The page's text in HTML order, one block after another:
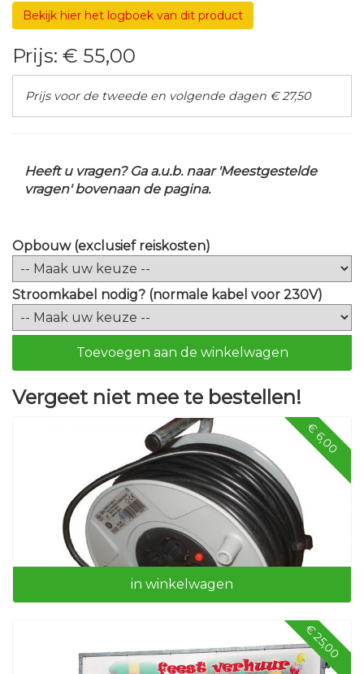
Bekijk hier het logboek van dit product
Prijs: € 55,00
Prijs voor de tweede en volgende dagen € 27,50
Heeft u vragen? Ga a.u.b. naar 'Meestgestelde
vragen' bovenaan de pagina.
Opbouw (exclusief reiskosten)
Stroomkabel nodig? (normale kabel voor 230V)
Toevoegen aan de winkelwagen
Vergeet niet mee te bestellen!
€ 6,00
in winkelwagen
€ 25,00